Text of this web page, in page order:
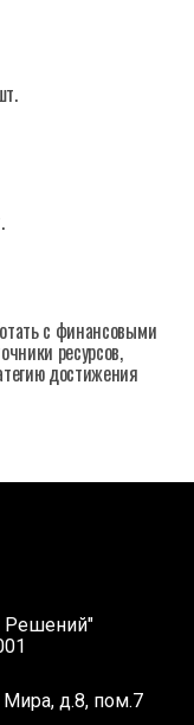
с финансовыми
ресурсов,
достижения
Решений"
д.8, пом.7